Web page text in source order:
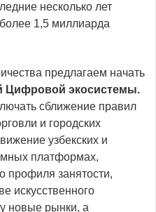
несколько лет
1,5 миллиарда
предлагаем начать
Цифровой экосистемы.
сближение правил
и городских
узбекских и
платформах,
профиля занятости,
искусственного
новые рынки, а